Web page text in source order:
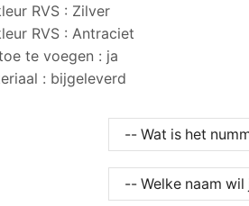
RVS : Zilver
RVS : Antraciet
te voegen : ja
: bijgeleverd